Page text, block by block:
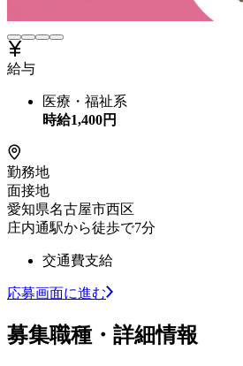
給与
医療・福祉系
時給1,400円
勤務地
面接地
愛知県名古屋市西区
庄内通駅から徒歩で7分
交通費支給
応募画面に進む
募集職種・詳細情報